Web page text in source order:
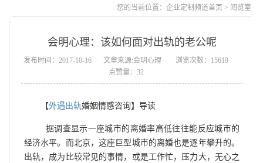
您的当前位置： 企业定制频道首页 > 阅览室
会明心理：该如何面对出轨的老公呢
发布时间：2017-10-16 文章来源:会明心理
浏览次数：15619
点赞量：32
【外遇出轨婚姻情感咨询】导读
据调查显示一座城市的离婚率高低往往能反应城市的
经济水平。而北京，这座巨型城市的离婚也是逐年攀升的。
出轨，成为比较常见的事情，或是工作忙，压力大，无心之